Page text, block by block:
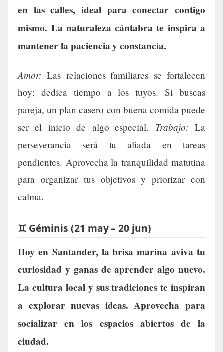
en las calles, ideal para conectar contigo
mismo. La naturaleza cántabra te inspira a
mantener la paciencia y constancia.
Amor: Las relaciones familiares se fortalecen
hoy; dedica tiempo a los tuyos. Si buscas
pareja, un plan casero con buena comida puede
ser el inicio de algo especial. Trabajo: La
perseverancia será tu aliada en tareas
pendientes. Aprovecha la tranquilidad matutina
para organizar tus objetivos y priorizar con
calma.
♊ Géminis (21 may – 20 jun)
Hoy en Santander, la brisa marina aviva tu
curiosidad y ganas de aprender algo nuevo.
La cultura local y sus tradiciones te inspiran
a explorar nuevas ideas. Aprovecha para
socializar en los espacios abiertos de la
ciudad.